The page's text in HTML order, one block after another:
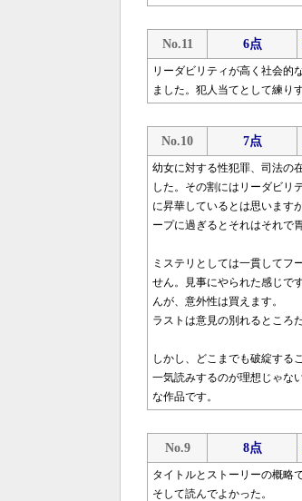
No.11 6点
リーダビリティが高く社会的
ました。犯人当てとして練り
No.10 7点
幼女に対する性犯罪、司法の
した。その割にはリーダビリ
に昇華しているとは思います
ープに過ぎるとそれはそれで
ミステリとしては一貫してフ
せん。見事にやられた感じで
んが、意外性は買えます。
ラストは意見の別れるところ
しかし、どこまでも破綻する
一気読みするのが理想じゃな
な作品です。
No.9 8点
タイトルとストーリーの概略
そして読んでよかった。